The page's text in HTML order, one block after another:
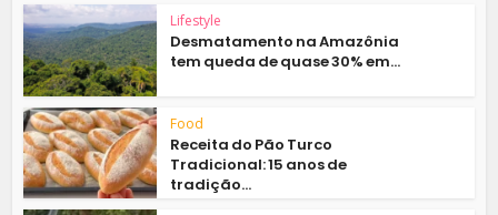
Lifestyle
Desmatamento na Amazônia
tem queda de quase 30% em...
Food
Receita do Pão Turco
Tradicional: 15 anos de
tradição...